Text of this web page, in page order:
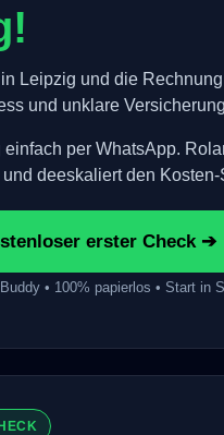
Leipzig und die
und unklare
per WhatsApp.
deeskaliert den Kosten-
erster Check ➔
• 100% papierlos • Start in